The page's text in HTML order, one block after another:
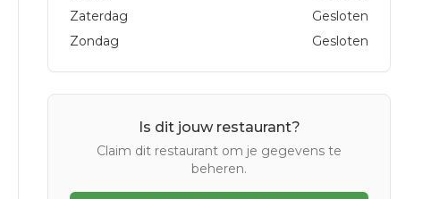
Zaterdag
Gesloten
Zondag
Gesloten
Is dit jouw restaurant?
Claim dit restaurant om je gegevens te
beheren.